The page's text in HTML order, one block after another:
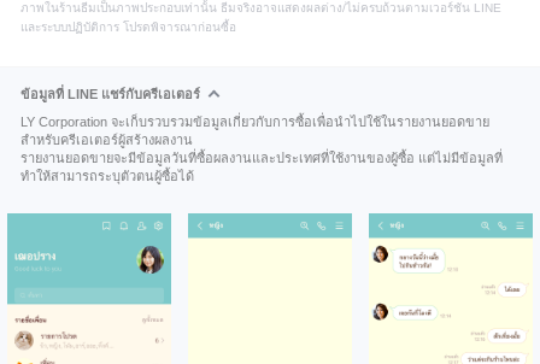
ภาพในร้านธีมเป็นภาพประกอบเท่านั้น ธีมจริงอาจแสดงผลต่าง/ไม่ครบถ้วนตามเวอร์ชัน LINE
และระบบปฏิบัติการ โปรดพิจารณาก่อนซื้อ
ข้อมูลที่ LINE แชร์กับครีเอเตอร์
LY Corporation จะเก็บรวบรวมข้อมูลเกี่ยวกับการซื้อเพื่อนำไปใช้ในรายงานยอดขาย
สำหรับครีเอเตอร์ผู้สร้างผลงาน
รายงานยอดขายจะมีข้อมูลวันที่ซื้อผลงานและประเทศที่ใช้งานของผู้ซื้อ แต่ไม่มีข้อมูลที่
ทำให้สามารถระบุตัวตนผู้ซื้อได้